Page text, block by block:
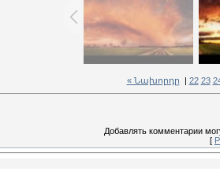
« Նախորդը 22 23
Добавлять комментарии
[